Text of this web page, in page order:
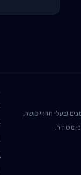
ובעלי חדרי כושר,
מסודר.